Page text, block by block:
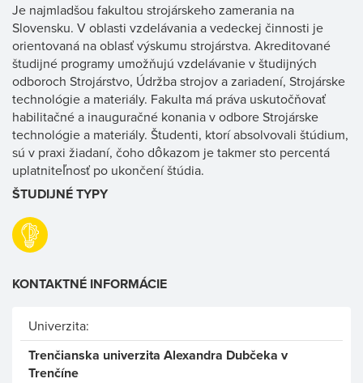
Je najmladšou fakultou strojárskeho zamerania na
Slovensku. V oblasti vzdelávania a vedeckej činnosti je
orientovaná na oblasť výskumu strojárstva. Akreditované
študijné programy umožňujú vzdelávanie v študijných
odboroch Strojárstvo, Údržba strojov a zariadení, Strojárske
technológie a materiály. Fakulta má práva uskutočňovať
habilitačné a inauguračné konania v odbore Strojárske
technológie a materiály. Študenti, ktorí absolvovali štúdium,
sú v praxi žiadaní, čoho dôkazom je takmer sto percentá
uplatniteľnosť po ukončení štúdia.
ŠTUDIJNÉ TYPY
KONTAKTNÉ INFORMÁCIE
Univerzita:
Trenčianska univerzita Alexandra Dubčeka v
Trenčíne